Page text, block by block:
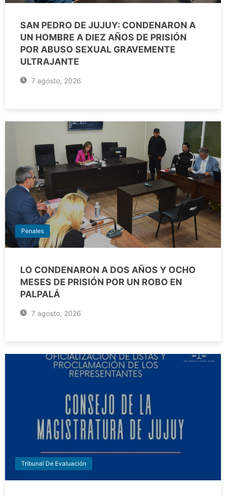
SAN PEDRO DE JUJUY: CONDENARON A
UN HOMBRE A DIEZ AÑOS DE PRISIÓN
POR ABUSO SEXUAL GRAVEMENTE
ULTRAJANTE
7 agosto, 2026
Penales
LO CONDENARON A DOS AÑOS Y OCHO
MESES DE PRISIÓN POR UN ROBO EN
PALPALÁ
7 agosto, 2026
Tribunal De Evaluación